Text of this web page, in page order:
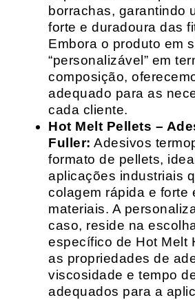
borrachas, garantindo
forte e duradoura das
Embora o produto em
“personalizável” em
composição,
adequado para as
cada cliente.
Hot Melt Pellets –
Fuller: Adesivos
formato de pellets,
aplicações industriais
colagem rápida e forte
materiais. A
caso, reside na
específico de Hot Melt
as propriedades de
viscosidade e tempo
adequados para a